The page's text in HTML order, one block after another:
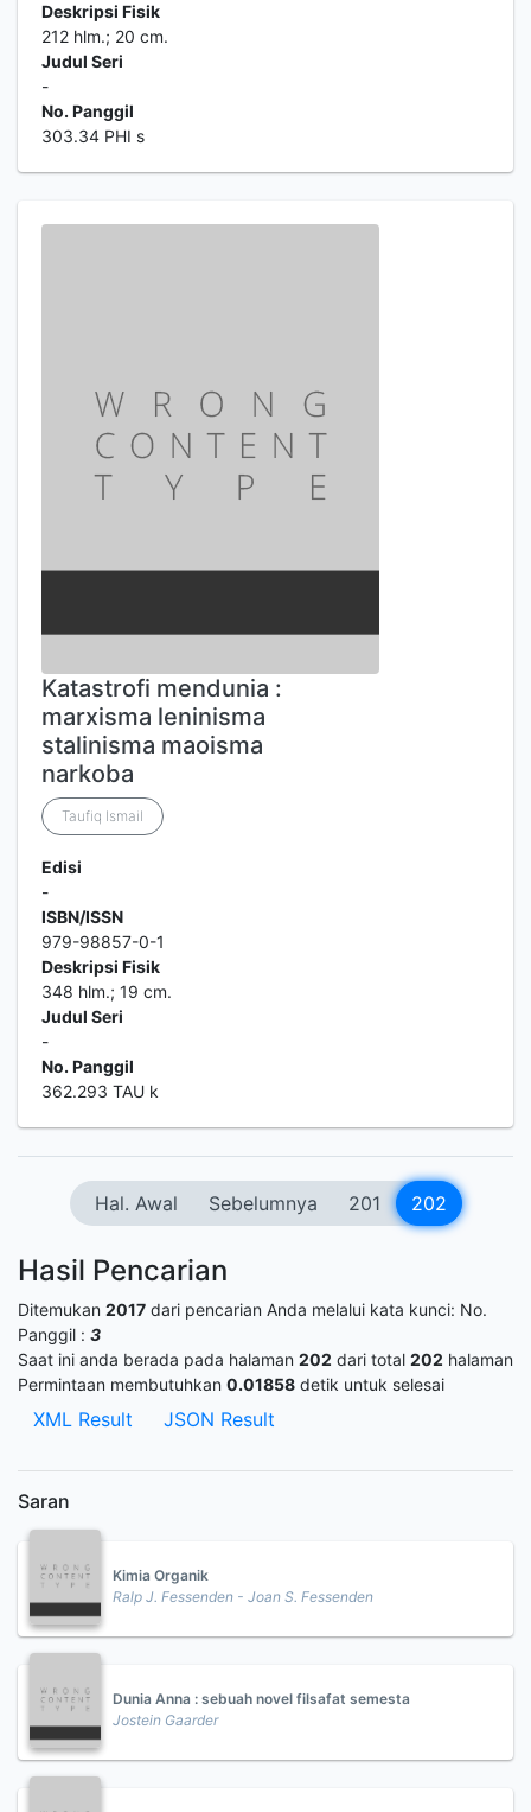
Deskripsi Fisik
212 hlm.; 20 cm.
Judul Seri
-
No. Panggil
303.34 PHI s
Katastrofi mendunia :
marxisma leninisma
stalinisma maoisma
narkoba
Taufiq Ismail
Edisi
-
ISBN/ISSN
979-98857-0-1
Deskripsi Fisik
348 hlm.; 19 cm.
Judul Seri
-
No. Panggil
362.293 TAU k
Hal. Awal Sebelumnya 201 202
Hasil Pencarian
Ditemukan 2017 dari pencarian Anda melalui kata kunci: No.
Panggil : 3
Saat ini anda berada pada halaman 202 dari total 202 halaman
Permintaan membutuhkan 0.01858 detik untuk selesai
XML Result JSON Result
Saran
Kimia Organik
Ralp J. Fessenden - Joan S. Fessenden
Dunia Anna : sebuah novel filsafat semesta
Jostein Gaarder